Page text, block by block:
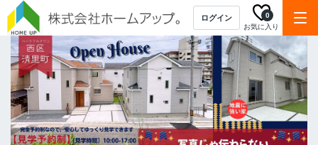
ログイン
お気に入り
0